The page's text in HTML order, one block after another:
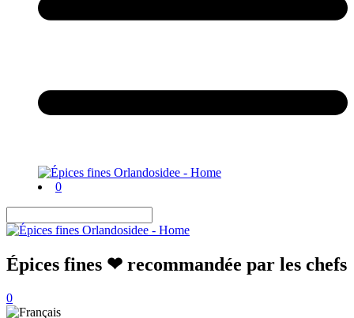
0
Épices fines ❤ recommandée par les chefs
0